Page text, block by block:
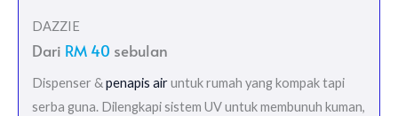
DAZZIE
Dari RM 40 sebulan
Dispenser & penapis airuntuk rumah yang kompak tapi
serba guna. Dilengkapi sistem UV untuk membunuh kuman,